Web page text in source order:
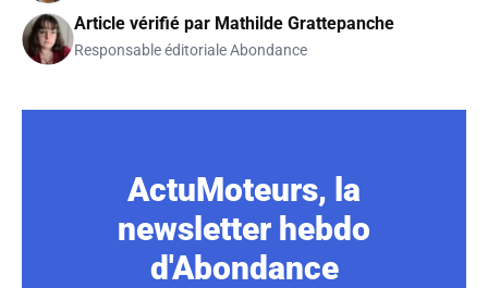
Article vérifié par Mathilde Grattepanche
Responsable éditoriale Abondance
ActuMoteurs, la
newsletter hebdo
d'Abondance